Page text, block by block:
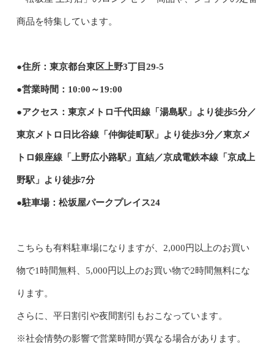
商品を特集しています。
●住所：東京都台東区上野3丁目29-5
●営業時間：10:00～19:00
●アクセス：東京メトロ千代田線「湯島駅」より徒歩5分／
東京メトロ日比谷線「仲御徒町駅」より徒歩3分／東京メ
トロ銀座線「上野広小路駅」直結／京成電鉄本線「京成上
野駅」より徒歩7分
●駐車場：松坂屋パークプレイス24
こちらも有料駐車場になりますが、2,000円以上のお買い
物で1時間無料、5,000円以上のお買い物で2時間無料にな
ります。
さらに、平日割引や夜間割引もおこなっています。
※社会情勢の影響で営業時間が異なる場合があります。